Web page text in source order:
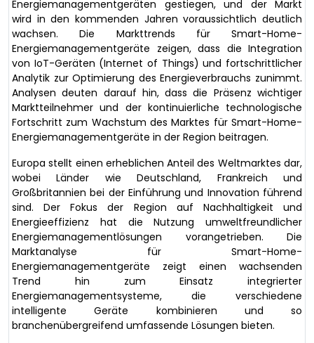
Energiemanagementgeräten gestiegen, und der Markt
wird in den kommenden Jahren voraussichtlich deutlich
wachsen. Die Markttrends für Smart-Home-
Energiemanagementgeräte zeigen, dass die Integration
von IoT-Geräten (Internet of Things) und fortschrittlicher
Analytik zur Optimierung des Energieverbrauchs zunimmt.
Analysen deuten darauf hin, dass die Präsenz wichtiger
Marktteilnehmer und der kontinuierliche technologische
Fortschritt zum Wachstum des Marktes für Smart-Home-
Energiemanagementgeräte in der Region beitragen.
Europa stellt einen erheblichen Anteil des Weltmarktes dar,
wobei Länder wie Deutschland, Frankreich und
Großbritannien bei der Einführung und Innovation führend
sind. Der Fokus der Region auf Nachhaltigkeit und
Energieeffizienz hat die Nutzung umweltfreundlicher
Energiemanagementlösungen vorangetrieben. Die
Marktanalyse für Smart-Home-
Energiemanagementgeräte zeigt einen wachsenden
Trend hin zum Einsatz integrierter
Energiemanagementsysteme, die verschiedene
intelligente Geräte kombinieren und so
branchenübergreifend umfassende Lösungen bieten.